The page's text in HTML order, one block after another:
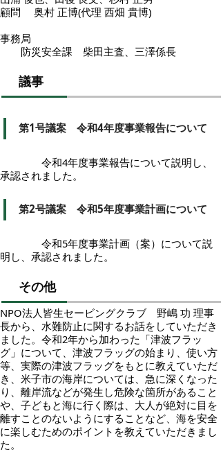
顧問 奥村 正博(代理 西畑 貴博)
事務局
防災安全課 柴田主査、三澤係長
議事
第1号議案 令和4年度事業報告について
令和4年度事業報告について説明し、
承認されました。
第2号議案 令和5年度事業計画について
令和5年度事業計画（案）について説
明し、承認されました。
その他
NPO法人皆生セービングクラブ 野嶋 功 理事
長から、水難防止に関するお話をしていただき
ました。令和2年から加わった「津波フラッ
グ」について、津波フラッグの始まり、使い方
等、実際の津波フラッグをもとに教えていただ
き、米子市の海岸については、急に深くなった
り、離岸流などが発生し危険な箇所があること
や、子どもと海に行く際は、大人が絶対に目を
離すことのないようにすることなど、海を安全
に楽しむためのポイントを教えていただきまし
た。